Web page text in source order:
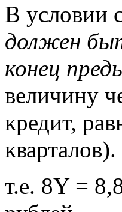
В условии
должен
конец
величину
кредит,
т.е. 8Y =